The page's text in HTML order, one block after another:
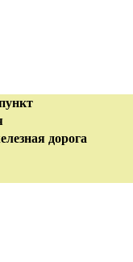
дорога